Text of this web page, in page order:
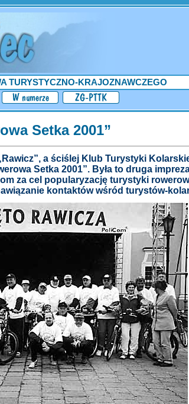
TURYSTYCZNO-KRAJOZNAWCZEGO
Setka 2001”
a ściślej Klub Turystyki
Setka 2001”. Była to druga
za cel popularyzację turystyki
kontaktów wśród turystów-